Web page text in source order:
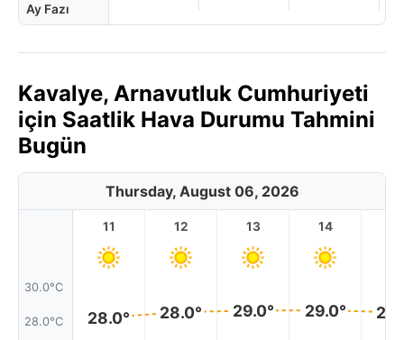
Ay Fazı
Kavalye, Arnavutluk Cumhuriyeti
için Saatlik Hava Durumu Tahmini
Bugün
Thursday, August 06, 2026
30.0°C
28.0°C
11
28.0°
12
28.0°
13
29.0°
14
29.0°